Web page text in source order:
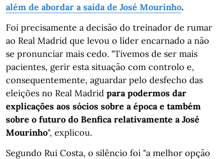
além de abordar a saída de José Mourinho.
Foi precisamente a decisão do treinador de rumar
ao Real Madrid que levou o líder encarnado a não
se pronunciar mais cedo. "Tivemos de ser mais
pacientes, gerir esta situação com controlo e,
consequentemente, aguardar pelo desfecho das
eleições no Real Madrid para podermos dar
explicações aos sócios sobre a época e também
sobre o futuro do Benfica relativamente a José
Mourinho", explicou.
Segundo Rui Costa, o silêncio foi "a melhor opção